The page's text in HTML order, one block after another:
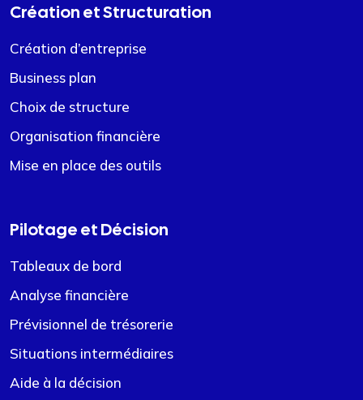
Création et Structuration
Création d’entreprise
Business plan
Choix de structure
Organisation financière
Mise en place des outils
Pilotage et Décision
Tableaux de bord
Analyse financière
Prévisionnel de trésorerie
Situations intermédiaires
Aide à la décision